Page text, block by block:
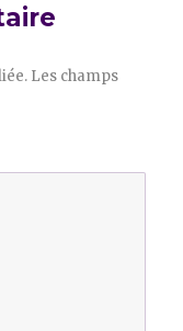
Les champs